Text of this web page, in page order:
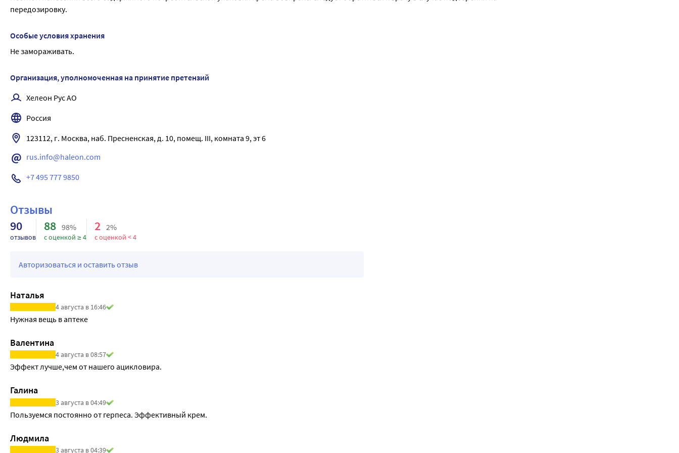
передозировку.
Особые условия хранения
Не замораживать.
Организация, уполномоченная на принятие претензий
Хелеон Рус АО
Россия
123112, г. Москва, наб. Пресненская, д. 10, помещ. III, комната 9, эт 6
rus.info@haleon.com
+7 495 777 9850
Отзывы
90
отзывов
88 98%
с оценкой ≥ 4
2 2%
с оценкой < 4
Авторизоваться и оставить отзыв
Наталья
4 августа в 16:46
Нужная вещь в аптеке
Валентина
4 августа в 08:57
Эффект лучше,чем от нашего ацикловира.
Галина
3 августа в 04:49
Пользуемся постоянно от герпеса. Эффективный крем.
Людмила
3 августа в 04:39